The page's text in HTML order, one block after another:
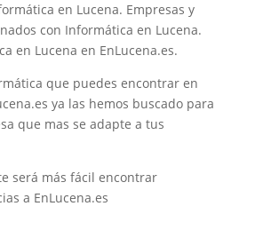
en Lucena. Empresas y
con Informática en Lucena.
en Lucena en EnLucena.es.
que puedes encontrar en
ya las hemos buscado para
que mas se adapte a tus
será más fácil encontrar
a EnLucena.es